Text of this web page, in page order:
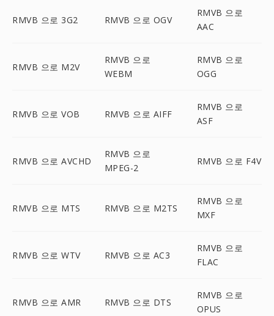
RMVB 으로 3G2 RMVB 으로 OGV
RMVB 으로
AAC
RMVB 으로 M2V
RMVB 으로
WEBM
RMVB 으로
OGG
RMVB 으로 VOB RMVB 으로 AIFF
RMVB 으로
ASF
RMVB 으로 AVCHD
RMVB 으로
MPEG-2
RMVB 으로 F4V
RMVB 으로 MTS RMVB 으로 M2TS
RMVB 으로
MXF
RMVB 으로 WTV RMVB 으로 AC3
RMVB 으로
FLAC
RMVB 으로 AMR RMVB 으로 DTS
RMVB 으로
OPUS